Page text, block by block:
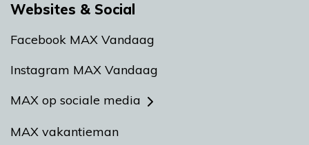
Websites & Social
Facebook MAX Vandaag
Instagram MAX Vandaag
MAX op sociale media
MAX vakantieman